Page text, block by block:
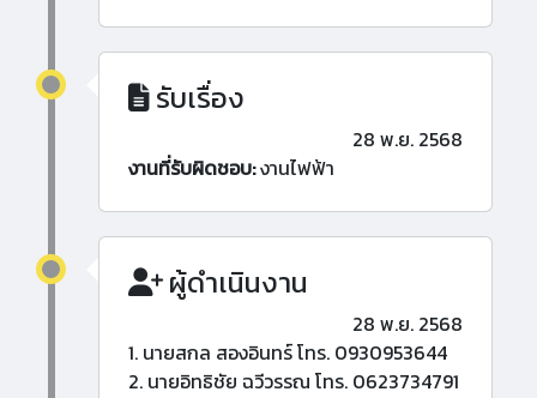
รับเรื่อง
28 พ.ย. 2568
งานที่รับผิดชอบ:งานไฟฟ้า
ผู้ดำเนินงาน
28 พ.ย. 2568
1. นายสกล สองอินทร์ โทร. 0930953644
2. นายอิทธิชัย ฉวีวรรณ โทร. 0623734791